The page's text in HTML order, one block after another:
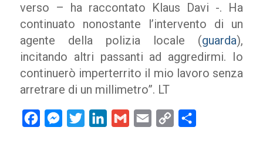
verso – ha raccontato Klaus Davi -. Ha
continuato nonostante l’intervento di un
agente della polizia locale (guarda),
incitando altri passanti ad aggredirmi. Io
continuerò imperterrito il mio lavoro senza
arretrare di un millimetro”. LT
FacebookMessenger
Twitter LinkedInGmail Email
Copy